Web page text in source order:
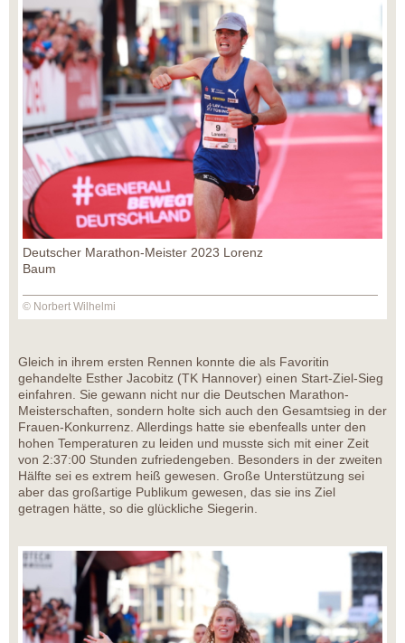
Deutscher Marathon-Meister 2023 Lorenz
Baum
© Norbert Wilhelmi
Gleich in ihrem ersten Rennen konnte die als Favoritin
gehandelte Esther Jacobitz (TK Hannover) einen Start-Ziel-Sieg
einfahren. Sie gewann nicht nur die Deutschen Marathon-
Meisterschaften, sondern holte sich auch den Gesamtsieg in der
Frauen-Konkurrenz. Allerdings hatte sie ebenfealls unter den
hohen Temperaturen zu leiden und musste sich mit einer Zeit
von 2:37:00 Stunden zufriedengeben. Besonders in der zweiten
Hälfte sei es extrem heiß gewesen. Große Unterstützung sei
aber das großartige Publikum gewesen, das sie ins Ziel
getragen hätte, so die glückliche Siegerin.